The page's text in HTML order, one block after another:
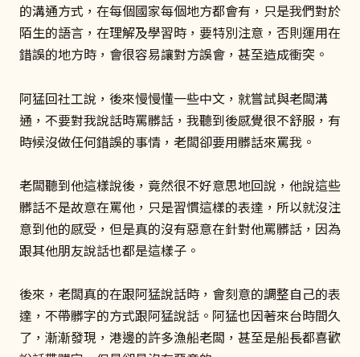
的溝通方式，在每個國家每個地方都會有，只是我們對於
陌生的語言，在理解及學習時，要特別注意，否則運用在
錯誤的地方時，會很容易讓對方誤會，甚至造成衝突。
阿猛回社工說，後來慢慢懂一些中文，就嘗試與老闆溝
通，不要對我說話時罵髒話，我聽到後感覺很不舒服，有
時候沒做任何錯誤的事情，老闆卻要用髒話來罵我。
老闆聽到他這樣說後，竟然很不好意思地回說，他說這些
髒話不是故意在罵他，只是習慣這樣的表達，所以就沒注
意到他的感受，但是真的沒有惡意在針對他罵髒話，因為
跟其他朋友說話也都是這樣子。
後來，老闆真的在跟阿猛說話時，會刻意的調整自己的表
達，不帶髒字的方式跟阿猛說話。阿猛也因著來台時間久
了，漸漸發現，港邊的許多漁船老闆，甚至是船長都喜歡